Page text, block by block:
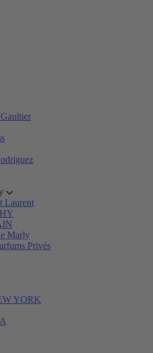
Laurent
Marly
Privés
YORK